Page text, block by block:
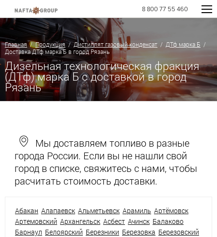
8 800 77 55 460
Главная/Продукция/Дистиллят газовый конденсат / ДТф марка Б /
Доставка ДТф марка Б в город Рязань
Дизельная технологическая фракция
(ДТф) марка Б с доставкой в город
Рязань
Мы доставляем топливо в разные
города России. Если вы не нашли свой
город в списке, свяжитесь с нами, чтобы
расчитать стоимость доставки.
Абакан Алапаевск Альметьевск Арамиль Артёмовск
Артемовский Архангельск Асбест Ачинск Балаково
Барнаул Белоярский Березники Березовка Березовский